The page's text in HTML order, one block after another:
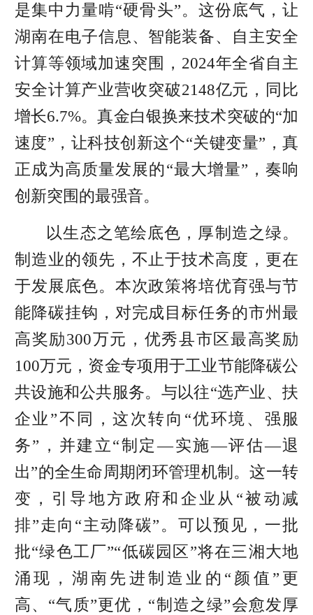
是集中力量啃“硬骨头”。这份底气，让
湖南在电子信息、智能装备、自主安全
计算等领域加速突围，2024年全省自主
安全计算产业营收突破2148亿元，同比
增长6.7%。真金白银换来技术突破的“加
速度”，让科技创新这个“关键变量”，真
正成为高质量发展的“最大增量”，奏响
创新突围的最强音。
以生态之笔绘底色，厚制造之绿。
制造业的领先，不止于技术高度，更在
于发展底色。本次政策将培优育强与节
能降碳挂钩，对完成目标任务的市州最
高奖励300万元，优秀县市区最高奖励
100万元，资金专项用于工业节能降碳公
共设施和公共服务。与以往“选产业、扶
企业”不同，这次转向“优环境、强服
务”，并建立“制定—实施—评估—退
出”的全生命周期闭环管理机制。这一转
变，引导地方政府和企业从“被动减
排”走向“主动降碳”。可以预见，一批
批“绿色工厂”“低碳园区”将在三湘大地
涌现，湖南先进制造业的“颜值”更
高、“气质”更优，“制造之绿”会愈发厚